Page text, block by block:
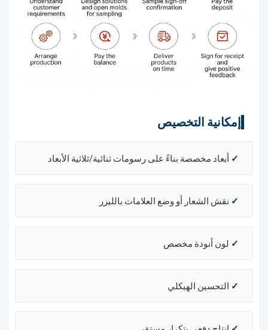
إمكانية التخصيص
✓ أبعاد مخصصة بناءً على رسومات ثنائية/ثلاثية الأبعاد
✓ نقش الشعار أو وضع العلامات بالليزر
✓ لون أنودة مخصص
✓ التحسين الهيكلي